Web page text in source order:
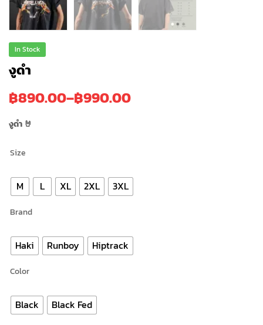
In Stock
งูดำ
฿890.00–฿990.00
งูดำ 🤘
Size
M L XL 2XL 3XL
Brand
Haki Runboy Hiptrack
Color
Black Black Fed